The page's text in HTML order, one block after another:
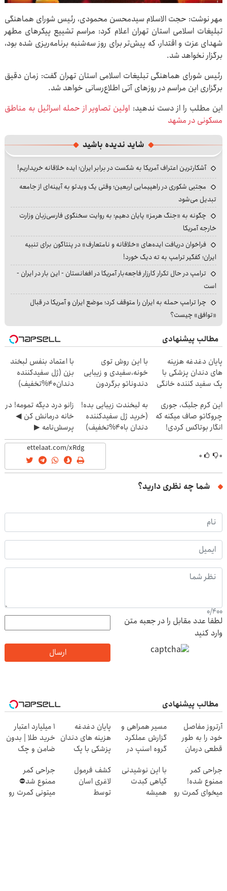
مهر نوشت: حجت الاسلام سیدمحسن محمودی، رئیس شورای هماهنگی
تبلیغات اسلامی استان تهران اعلام کرد: مراسم تشییع پیکرهای مطهر
شهدای عزت و اقتدار، که پیش‌تر برای روز سه‌شنبه برنامه‌ریزی شده بود،
برگزار نخواهد شد.
رئیس شورای هماهنگی تبلیغات اسلامی استان تهران گفت: زمان دقیق
برگزاری این مراسم در روزهای آتی اطلاع‌رسانی خواهد شد.
این مطلب را از دست ندهید: اولین تصاویر از حمله اسرائیل به مناطق
مسکونی در مشهد
شاید ندیده باشید
آشکارترین اعتراف آمریکا به شکست در برابر ایران؛ ایده خلاقانه خریداریم!
مجتبی شکوری در راهپیمایی اربعین؛ وقتی یک ویدئو به آیینه‌ای از جامعه
تبدیل می‌شود
چگونه به «جنگ هرمز» پایان دهیم؛ به روایت سخنگوی فارسی‌زبان وزارت
خارجه آمریکا
فراخوان دریافت ایده‌های «خلاقانه و نامتعارف» در پنتاگون برای تنبیه
ایران؛ کفگیر ترامپ به ته دیگ خورد!
ترامپ در حال تکرار کارزار فاجعه‌بار آمریکا در افغانستان - این بار در ایران -
است
چرا ترامپ حمله به ایران را متوقف کرد؛ موضع ایران و آمریکا در قبال
«توافق» چیست؟
مطالب پیشنهادی
پایان دغدغه هزینه
های دندان پزشکی با
پک سفید کننده خانگی
با این روش توی
خونه،سفیدی و زیبایی
دندوناتو برگردون
با اعتماد بنفس لبخند
بزن (ژل سفیدکننده
دندان40%تخفیف)
این کرم جلبک، جوری
چروکاتو صاف میکنه که
انگار بوتاکس کردی!
(تخفیف ویژه)
به لبخندت زیبایی بده!
(خرید ژل سفیدکننده
دندان با40%تخفیف)
زانو درد دیگه تمومه! در
خانه درمانش کن ◀
پرسش‌نامه ▶
۰ ۰
شما چه نظری دارید؟
0/400
لطفا عدد مقابل را در جعبه متن
وارد کنید
ارسال
مطالب پیشنهادی
آرتروز مفاصل
خود را به طور
قطعی درمان
◗پرسش‌نامه◖
مسیر همراهی و
گزارش عملکرد
گروه اسنپ در
پایان دغدغه
هزینه های دندان
پزشکی با پک
خانگی
۱ میلیارد اعتبار
خرید طلا | بدون
ضامن و چک
جراحی کمر
ممنوع شده!
میخوای کمرت رو
با این نوشیدنی
گیاهی کبدت
همیشه
کشف فرمول
لاغری اسان
توسط
جراحی کمر
ممنوع شد⛔
میتونی کمرت رو